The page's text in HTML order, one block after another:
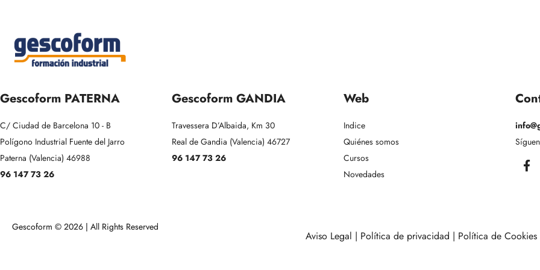
Gescoform PATERNA
C/ Ciudad de Barcelona 10 - B
Polígono Industrial Fuente del Jarro
Paterna (Valencia) 46988
96 147 73 26
Gescoform GANDIA
Travessera D’Albaida, Km 30
Real de Gandia (Valencia) 46727
96 147 73 26
Web
Indice
Quiénes somos
Cursos
Novedades
Gescoform © 2026 | All Rights Reserved
Aviso Legal | Política de privacidad | Política de Cookies